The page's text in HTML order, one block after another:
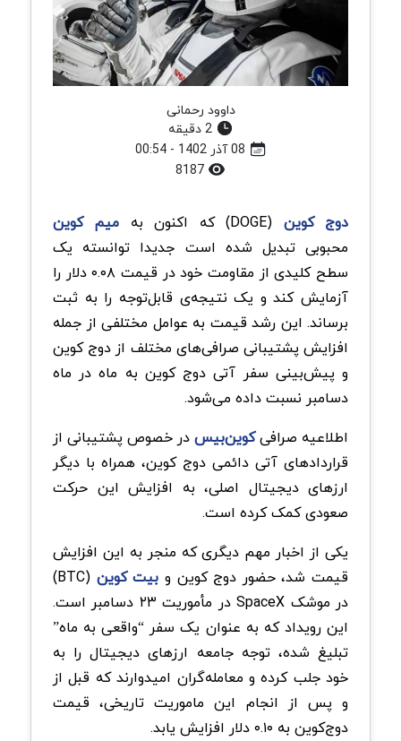
داوود رحمانی
2 دقیقه
دوج کوین (DOGE) که اکنون به
میم کوین
محبوبی تبدیل شده است جدیدا توانسته یک
سطح کلیدی از مقاومت خود در قیمت ۰.۰۸ دلار را
آزمایش کند و یک نتیجه‌ی قابل‌توجه را به ثبت
برساند. این رشد قیمت به عوامل مختلفی از جمله
افزایش پشتیبانی صرافی‌های مختلف از دوج کوین
و پیش‌بینی سفر آتی دوج کوین به ماه در ماه
دسامبر نسبت داده می‌شود.
اطلاعیه صرافیکوین‌بیسدر خصوص پشتیبانی از
قراردادهای آتی دائمی دوج‌ کوین، همراه با دیگر
ارزهای دیجیتال اصلی، به افزایش این حرکت
صعودی کمک کرده است.
یکی از اخبار مهم دیگری که منجر به این افزایش
قیمت شد، حضور دوج کوین و بیت کوین
(BTC)
در موشک SpaceX در مأموریت ۲۳ دسامبر است.
این رویداد که به عنوان یک سفر “واقعی به ماه”
تبلیغ شده، توجه جامعه ارزهای دیجیتال را به
خود جلب کرده و معامله‌گران امیدوارند که قبل از
و پس از انجام این ماموریت تاریخی، قیمت
دوج‌کوین به ۰.۱۰ دلار افزایش یابد.